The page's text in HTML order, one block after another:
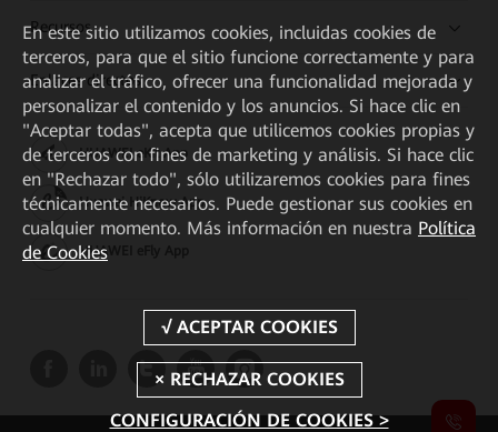
Recursos
Enlaces directos
HUAWEI eKit App
Huawei HiKnow App
HUAWEI eFly App
En este sitio utilizamos cookies, incluidas cookies de
terceros, para que el sitio funcione correctamente y para
analizar el tráfico, ofrecer una funcionalidad mejorada y
personalizar el contenido y los anuncios. Si hace clic en
"Aceptar todas", acepta que utilicemos cookies propias y
de terceros con fines de marketing y análisis. Si hace clic
en "Rechazar todo", sólo utilizaremos cookies para fines
técnicamente necesarios. Puede gestionar sus cookies en
cualquier momento. Más información en nuestra Política
de Cookies
CONFIGURACIÓN DE COOKIES >